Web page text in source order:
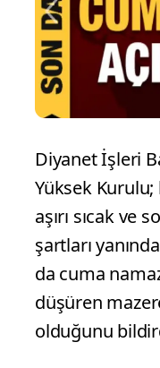
Diyanet İşleri
Yüksek Kurulu;
aşırı sıcak ve
şartları
da cuma
düşüren
olduğunu